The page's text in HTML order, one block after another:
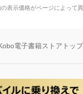
表示価格がページによって
電子書籍ストアトップ